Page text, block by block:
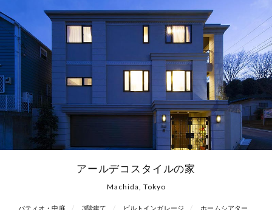
アールデコスタイルの家
Machida, Tokyo
パティオ・中庭 3階建て ビルトインガレージ ホームシアター